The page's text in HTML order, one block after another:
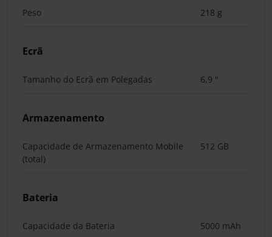
Peso 218 g
Ecrã
Tamanho do Ecrã em Polegadas 6,9 "
Armazenamento
Capacidade de Armazenamento Mobile
(total)
512 GB
Bateria
Capacidade da Bateria 5000 mAh